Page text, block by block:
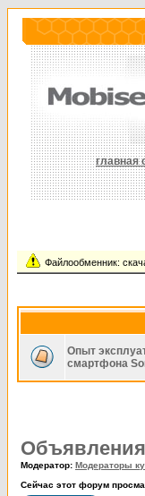
главная
Файлообменник:
Опыт
смартфона
Модератор: Модераторы
Сейчас этот форум